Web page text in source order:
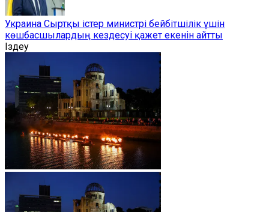
Украина Сыртқы істер министрі бейбітшілік үшін
көшбасшылардың кездесуі қажет екенін айтты
Іздеу